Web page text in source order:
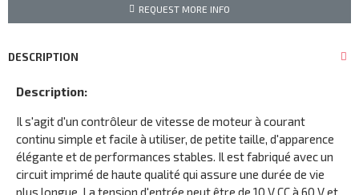
REQUEST MORE INFO
DESCRIPTION
Description:
Il s'agit d'un contrôleur de vitesse de moteur à courant
continu simple et facile à utiliser, de petite taille, d'apparence
élégante et de performances stables. Il est fabriqué avec un
circuit imprimé de haute qualité qui assure une durée de vie